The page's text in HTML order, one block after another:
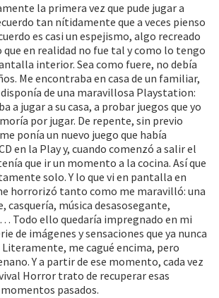
la primera vez que pude jugar a
tan nítidamente que a veces pienso
es casi un espejismo, algo recreado
en realidad no fue tal y como lo tengo
interior. Sea como fuere, no debía
Me encontraba en casa de un familiar,
disponía de una maravillosa Playstation:
a jugar a su casa, a probar juegos que yo
por jugar. De repente, sin previo
ponía un nuevo juego que había
en la Play y, cuando comenzó a salir el
que ir un momento a la cocina. Así que
solo. Y lo que vi en pantalla en
horrorizó tanto como me maravilló: una
casquería, música desasosegante,
Todo ello quedaría impregnado en mi
de imágenes y sensaciones que ya nunca
me cagué encima, pero
Y a partir de ese momento, cada vez
Horror trato de recuperar esas
pasados.